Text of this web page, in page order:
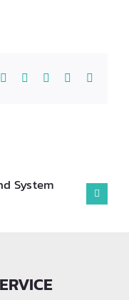
Reddit LinkedInWhatsApp
ระบบ
ประชุมใหญ่